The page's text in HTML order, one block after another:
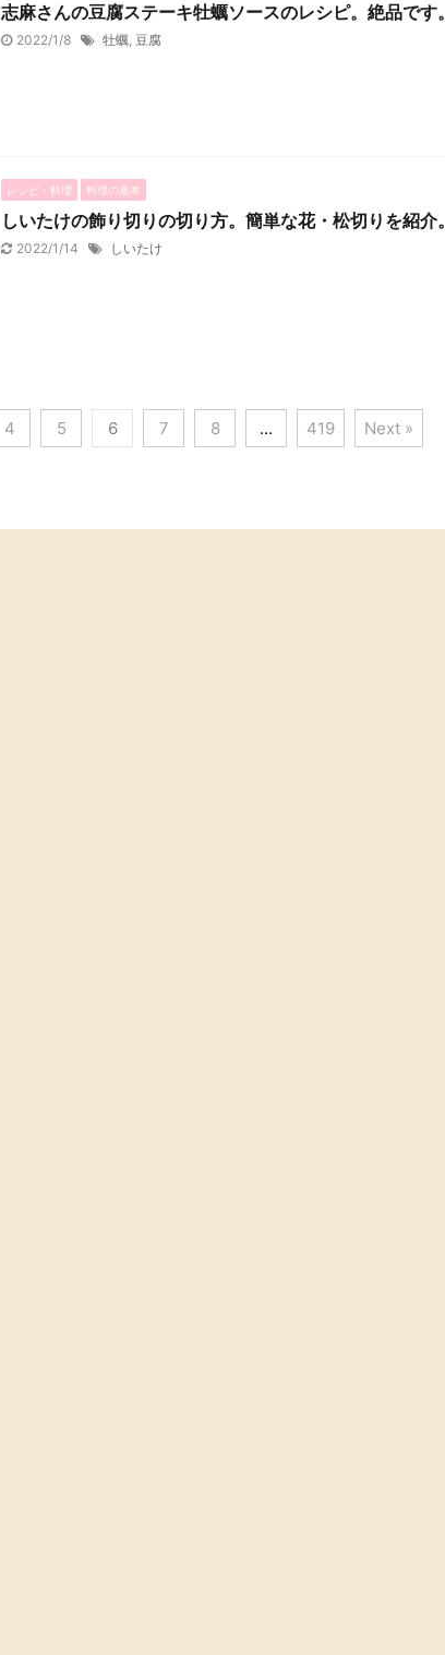
志麻さんの豆腐ステーキ牡蠣ソースのレシピ。絶品です。
2022/1/8 牡蠣, 豆腐
レシピ・料理 料理の基本
しいたけの飾り切りの切り方。簡単な花・松切りを紹介。
2022/1/14 しいたけ
4 5 6 7 8 … 419 Next »